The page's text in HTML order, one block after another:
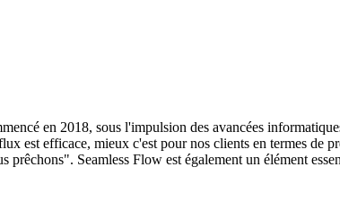
en 2018, sous l'impulsion des avancées
est efficace, mieux c'est pour nos clients en termes
Seamless Flow est également un élément